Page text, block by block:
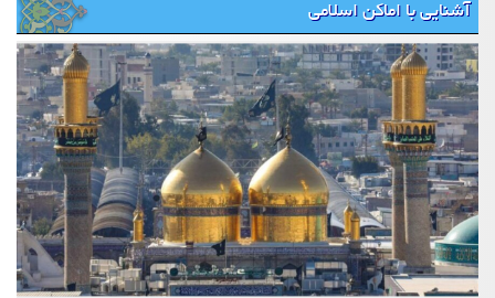
آشنایی با اماکن اسلامی